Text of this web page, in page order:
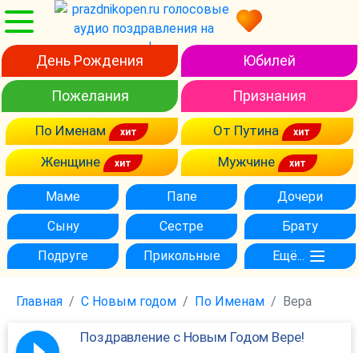
День Рождения Юбилей
Пожелания Признания
По Именам
От Путина
Женщине
Мужчине
Маме Папе
Дочери
Сыну
Сестре
Брату
Подруге
Прикольные Ещё...
Главная С Новым годом По Именам Вера
Поздравление с Новым Годом Вере!